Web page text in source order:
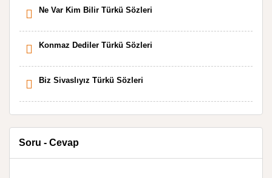
Ne Var Kim Bilir Türkü Sözleri
Konmaz Dediler Türkü Sözleri
Biz Sivaslıyız Türkü Sözleri
Soru - Cevap